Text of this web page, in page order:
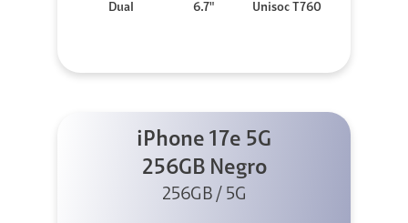
Dual
6.7"
Unisoc T760
iPhone 17e 5G
256GB Negro
256GB / 5G